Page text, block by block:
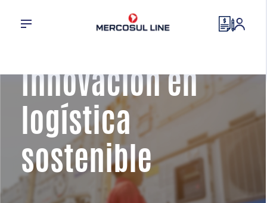
contenedores:
Innovación en
logística
sostenible